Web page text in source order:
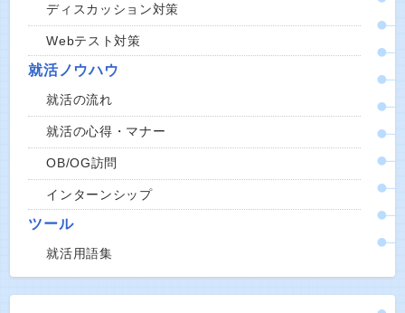
ディスカッション対策
Webテスト対策
就活ノウハウ
就活の流れ
就活の心得・マナー
OB/OG訪問
インターンシップ
ツール
就活用語集